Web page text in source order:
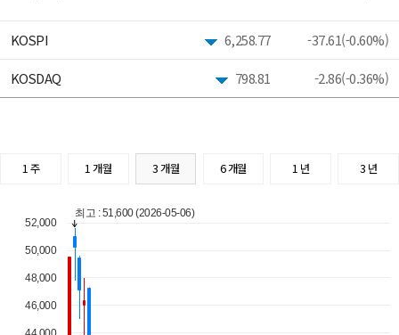
KOSPI 6,258.77 -37.61(-0.60%)
KOSDAQ 798.81 -2.86(-0.36%)
1 주 1 개월 3 개월 6 개월 1 년 3 년